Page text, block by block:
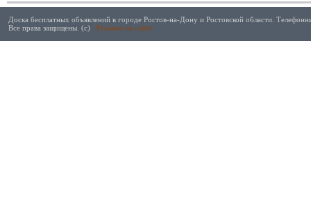
Доска бесплатных объявлений в городе Ростов-на-Дону и Ростовской области.
Все права защищены. (с) Реклама на сайте